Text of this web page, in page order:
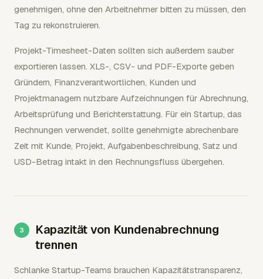
genehmigen, ohne den Arbeitnehmer bitten zu müssen, den
Tag zu rekonstruieren.
Projekt-Timesheet-Daten sollten sich außerdem sauber
exportieren lassen. XLS-, CSV- und PDF-Exporte geben
Gründern, Finanzverantwortlichen, Kunden und
Projektmanagern nutzbare Aufzeichnungen für Abrechnung,
Arbeitsprüfung und Berichterstattung. Für ein Startup, das
Rechnungen verwendet, sollte genehmigte abrechenbare
Zeit mit Kunde, Projekt, Aufgabenbeschreibung, Satz und
USD-Betrag intakt in den Rechnungsfluss übergehen.
Kapazität von Kundenabrechnung
trennen
Schlanke Startup-Teams brauchen Kapazitätstransparenz,